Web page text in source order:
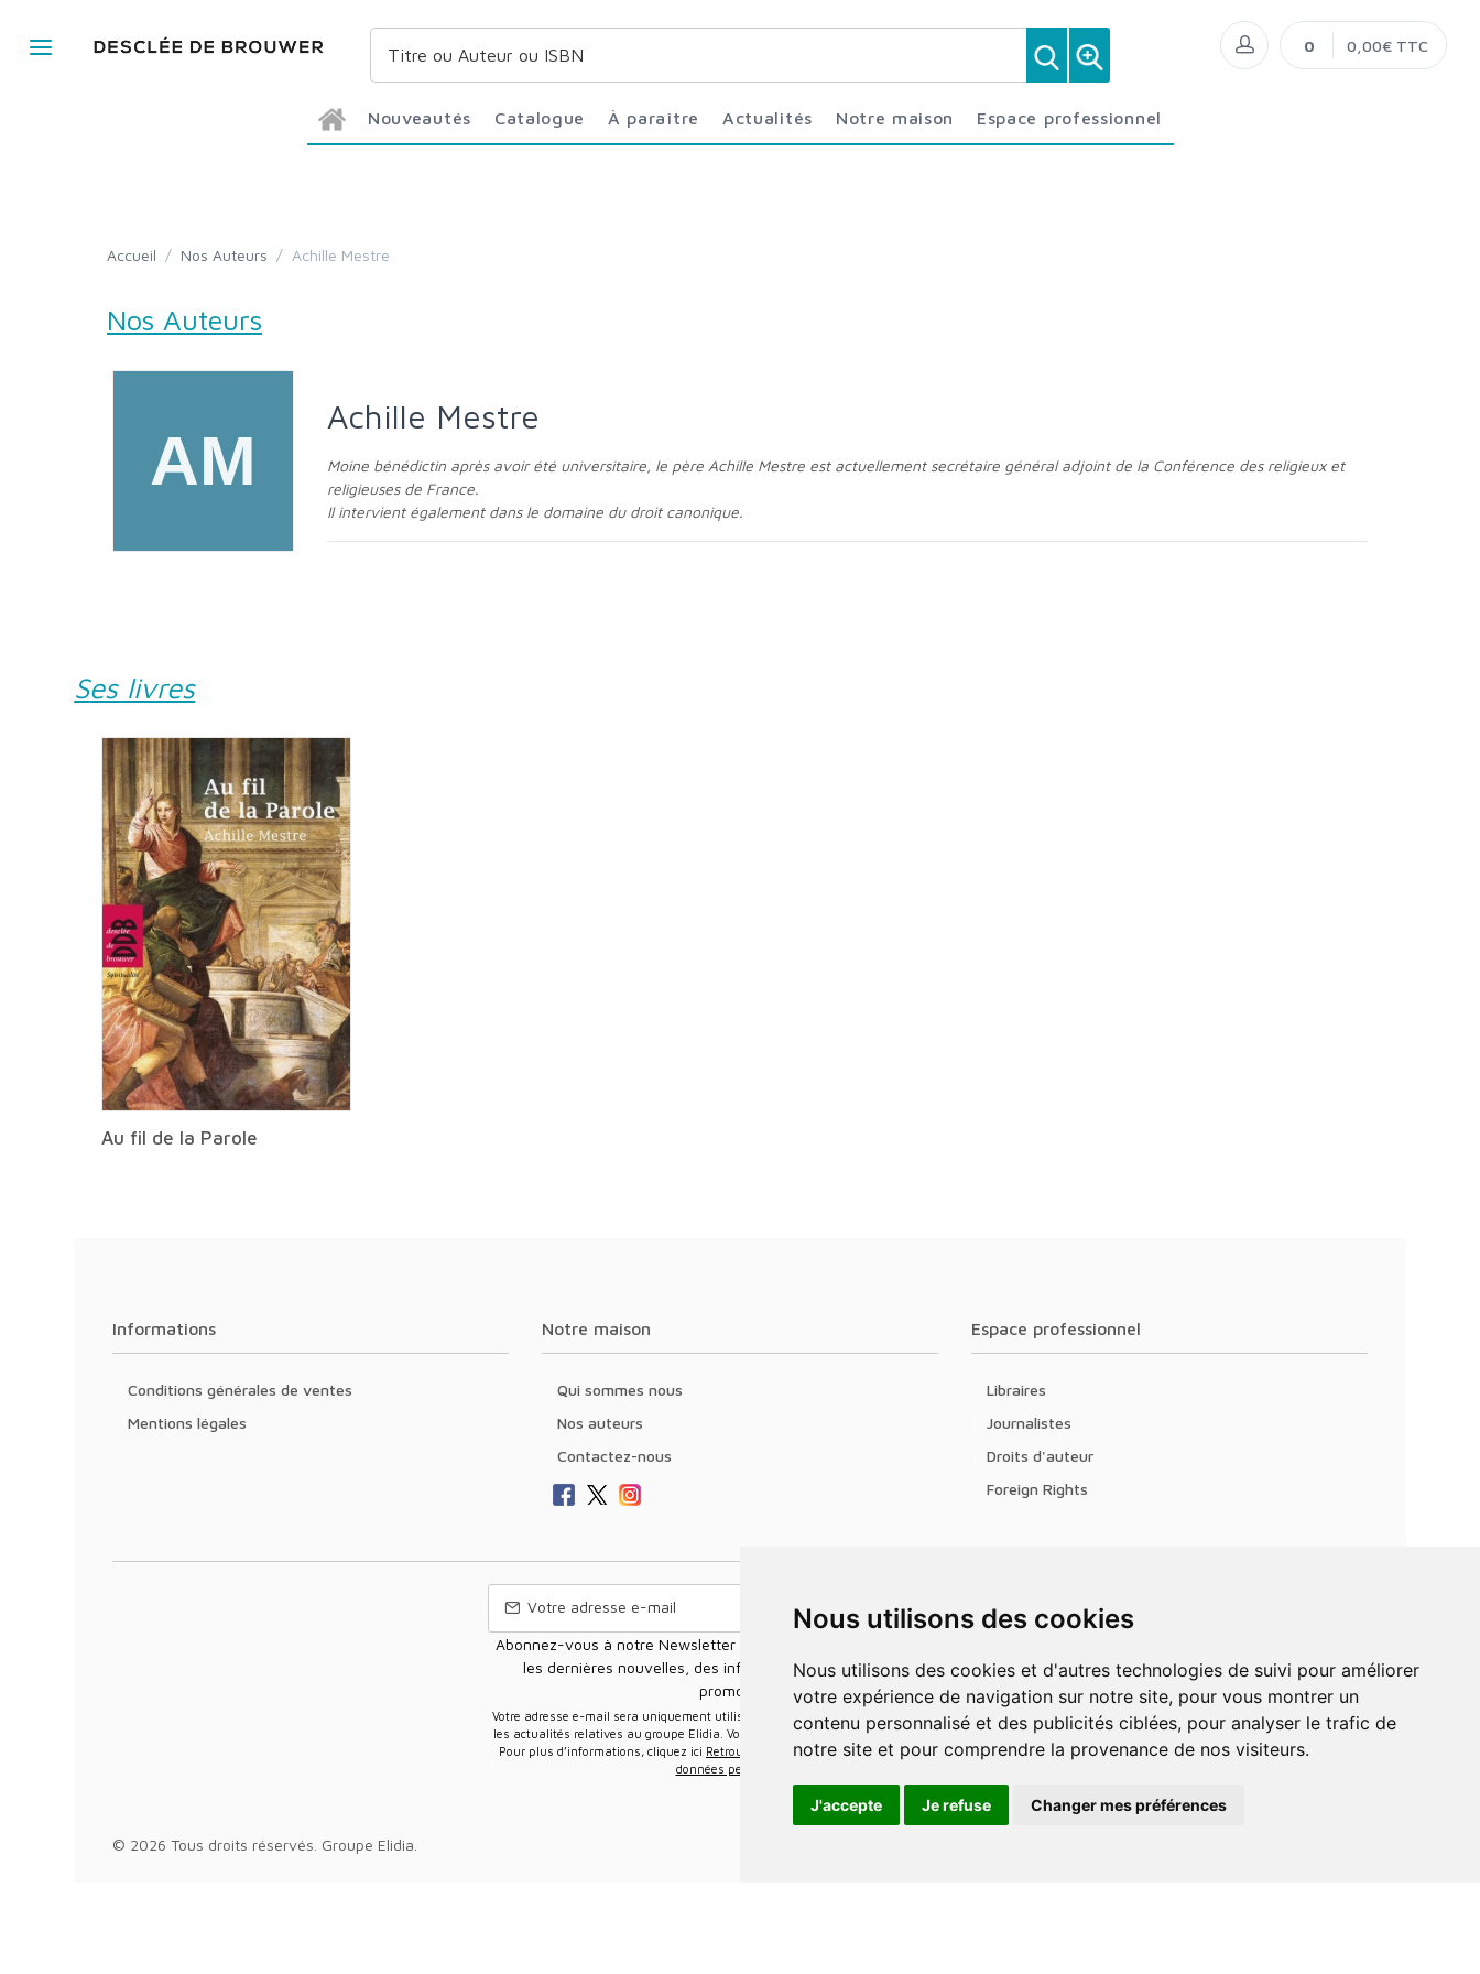
Nous utilisons des cookies
Nous utilisons des cookies et d'autres technologies de suivi pour améliorer
votre expérience de navigation sur notre site, pour vous montrer un
contenu personnalisé et des publicités ciblées, pour analyser le trafic de
notre site et pour comprendre la provenance de nos visiteurs.
J'accepte Je refuse Changer mes préférences
Nouveautés Catalogue À paraître Actualités Notre maison Espace professionnel
0 0,00€ TTC
Accueil / Nos Auteurs / Achille Mestre
Nos Auteurs
Achille Mestre
Moine bénédictin après avoir été universitaire, le père Achille Mestre est actuellement secrétaire général adjoint de la Conférence des religieux et
religieuses de France.
Il intervient également dans le domaine du droit canonique.
Ses livres
Au fil de la Parole
Informations
Conditions générales de ventes
Mentions légales
Notre maison
Qui sommes nous
Nos auteurs
Contactez-nous
Espace professionnel
Libraires
Journalistes
Droits d'auteur
Foreign Rights
Abonnez-vous à notre Newsletter pour recevoir nos nouvelles offres,
les dernières nouvelles, des informations sur les ventes et les
promotions.
Votre adresse e-mail sera uniquement utilisée pour vous envoyer des informations sur
les actualités relatives au groupe Elidia. Vous pouvez vous désinscrire à tout moment.
Pour plus d’informations, cliquez ici Retrouvez ici notre politique de protection de vos
données personnelles
© 2026 Tous droits réservés. Groupe Elidia